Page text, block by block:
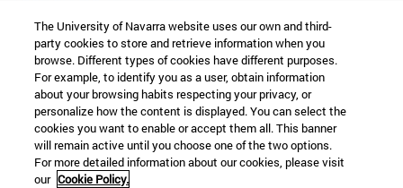
¿QUÉ MÁSTER TE INTERESA?
© Universidad de Navarra
Información legal
Accesibilidad
Configuración de cookies
Localizador de campus
The University of Navarra website uses our own and third-
party cookies to store and retrieve information when you
browse. Different types of cookies have different purposes.
For example, to identify you as a user, obtain information
about your browsing habits respecting your privacy, or
personalize how the content is displayed. You can select the
cookies you want to enable or accept them all. This banner
will remain active until you choose one of the two options.
For more detailed information about our cookies, please visit
our Cookie Policy.